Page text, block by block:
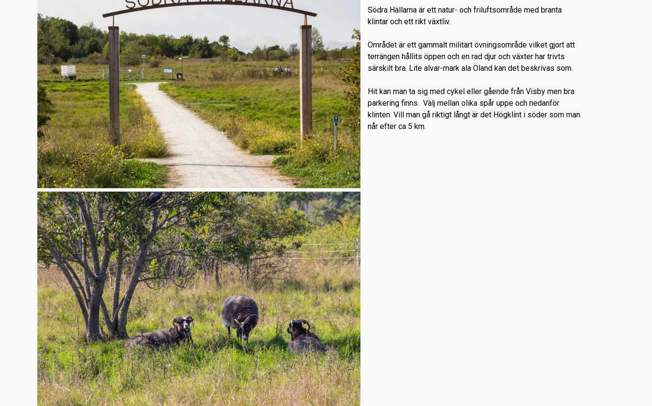
Södra Hällarna är ett natur- och friluftsområde med branta
klintar och ett rikt växtliv.
Området är ett gammalt militärt övningsområde vilket gjort att
terrängen hållits öppen och en rad djur och växter har trivts
särskilt bra. Lite alvar-mark ala Öland kan det beskrivas som.
Hit kan man ta sig med cykel eller gående från Visby men bra
parkering finns. Välj mellan olika spår uppe och nedanför
klinten. Vill man gå riktigt långt är det Högklint i söder som man
når efter ca 5 km.